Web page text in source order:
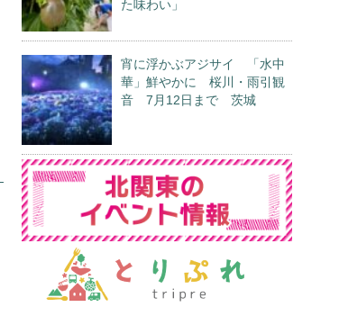
た味わい」
宵に浮かぶアジサイ 「水中
華」鮮やかに 桜川・雨引観
音 7月12日まで 茨城